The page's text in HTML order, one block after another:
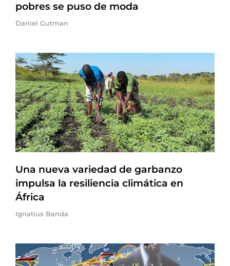
pobres se puso de moda
Daniel Gutman
Una nueva variedad de garbanzo
impulsa la resiliencia climática en
África
Ignatius Banda